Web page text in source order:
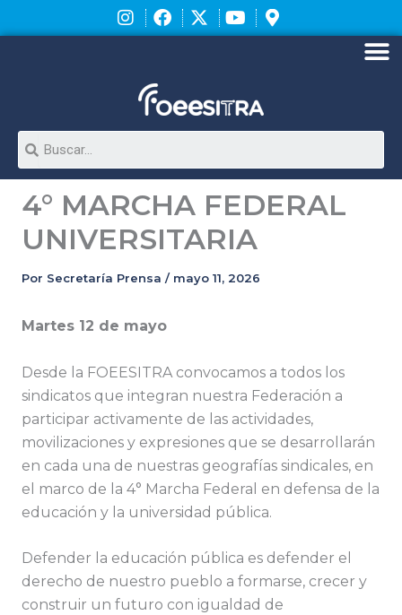
al
Search
4° MARCHA FEDERAL
UNIVERSITARIA
Por Secretaría Prensa / mayo 11, 2026
Martes 12 de mayo
Desde la FOEESITRA convocamos a todos los
sindicatos que integran nuestra Federación a
participar activamente de las actividades,
movilizaciones y expresiones que se desarrollarán
en cada una de nuestras geografías sindicales, en
el marco de la 4° Marcha Federal en defensa de la
educación y la universidad pública.
Defender la educación pública es defender el
derecho de nuestro pueblo a formarse, crecer y
construir un futuro con igualdad de